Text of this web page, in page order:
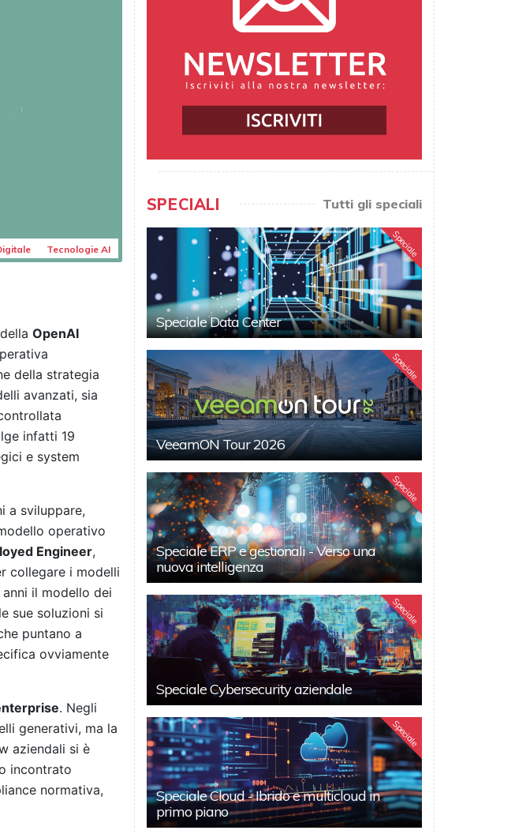
Tecnologie AI
OpenAI
della strategia
avanzati, sia
infatti 19
e system
a sviluppare,
operativo
Engineer,
collegare i modelli
il modello dei
sue soluzioni si
puntano a
ovviamente
. Negli
generativi, ma la
aziendali si è
incontrato
normativa,
SPECIALI Tutti gli speciali
Speciale
Speciale Data Center
Speciale
VeeamON Tour 2026
Speciale
Speciale ERP e gestionali - Verso una
nuova intelligenza
Speciale
Speciale Cybersecurity aziendale
Speciale
Speciale Cloud - Ibrido e multicloud in
primo piano